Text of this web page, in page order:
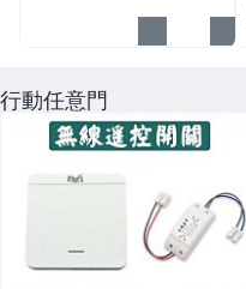
行動任意門